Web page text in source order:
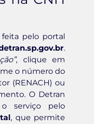
pelo portal
.
, clique em
o número do
(RENACH) ou
O Detran
serviço pelo
, que permite